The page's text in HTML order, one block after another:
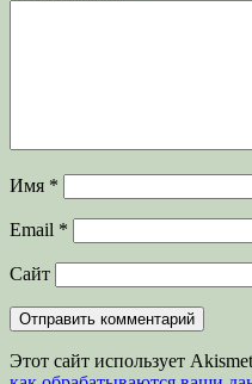
Имя *
Email *
Сайт
Этот сайт использует